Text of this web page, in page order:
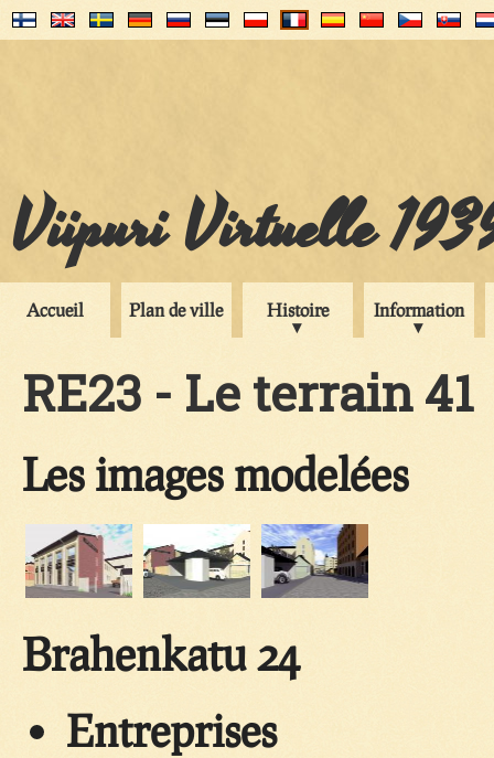
Viipuri Virtuelle
Accueil Plan de ville Histoire Information
RE23 - Le terrain 41
Les images modelées
Brahenkatu 24
Entreprises